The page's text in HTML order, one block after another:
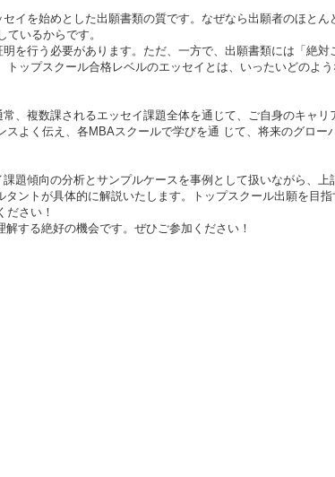
イを始めとした出願書類の質です。なぜなら出願者のほとん
いるからです。
を行う必要があります。ただ、一方で、出願書類には「絶対
ップスクール合格レベルのエッセイとは、いったいどのよう
、複数課されるエッセイ課題全体を通じて、ご自身のキャリ
よく伝え、各MBAスクールで学びを通 じて、将来のグロー
題傾向の分析とサンプルケースを事例として扱いながら、上
ントが具体的に解説いたします。トップスクール出願を目
ださい！
する絶好の機会です。ぜひご参加ください！